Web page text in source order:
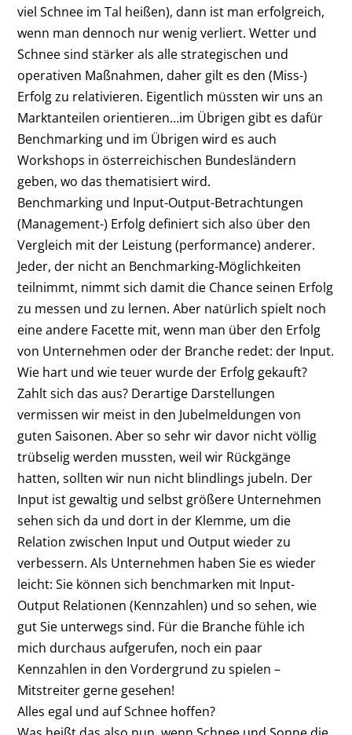
viel Schnee im Tal heißen), dann ist man erfolgreich,
wenn man dennoch nur wenig verliert. Wetter und
Schnee sind stärker als alle strategischen und
operativen Maßnahmen, daher gilt es den (Miss-)
Erfolg zu relativieren. Eigentlich müssten wir uns an
Marktanteilen orientieren…im Übrigen gibt es dafür
Benchmarking und im Übrigen wird es auch
Workshops in österreichischen Bundesländern
geben, wo das thematisiert wird.
Benchmarking und Input-Output-Betrachtungen
(Management-) Erfolg definiert sich also über den
Vergleich mit der Leistung (performance) anderer.
Jeder, der nicht an Benchmarking-Möglichkeiten
teilnimmt, nimmt sich damit die Chance seinen Erfolg
zu messen und zu lernen. Aber natürlich spielt noch
eine andere Facette mit, wenn man über den Erfolg
von Unternehmen oder der Branche redet: der Input.
Wie hart und wie teuer wurde der Erfolg gekauft?
Zahlt sich das aus? Derartige Darstellungen
vermissen wir meist in den Jubelmeldungen von
guten Saisonen. Aber so sehr wir davor nicht völlig
trübselig werden mussten, weil wir Rückgänge
hatten, sollten wir nun nicht blindlings jubeln. Der
Input ist gewaltig und selbst größere Unternehmen
sehen sich da und dort in der Klemme, um die
Relation zwischen Input und Output wieder zu
verbessern. Als Unternehmen haben Sie es wieder
leicht: Sie können sich benchmarken mit Input-
Output Relationen (Kennzahlen) und so sehen, wie
gut Sie unterwegs sind. Für die Branche fühle ich
mich durchaus aufgerufen, noch ein paar
Kennzahlen in den Vordergrund zu spielen –
Mitstreiter gerne gesehen!
Alles egal und auf Schnee hoffen?